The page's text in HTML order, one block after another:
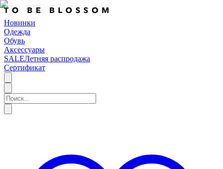
Новинки
Одежда
Обувь
Аксессуары
SALEЛетняя распродажа
Сертификат